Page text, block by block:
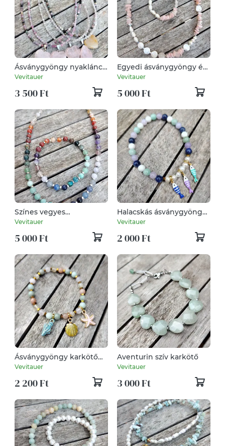
Ásványgyöngy nyaklánc
szív medállal (1 db)
Vevitauer
3 500 Ft
Egyedi ásványgyöngy és
édesvízi gyöngy szett
Vevitauer
5 000 Ft
Színes vegyes
ásványgyöngy szett
Vevitauer
5 000 Ft
Halacskás ásványgyöngy
karkötő 1 db
Vevitauer
2 000 Ft
Ásványgyöngy karkötő
tengeri fityegőkkel
Vevitauer
2 200 Ft
Aventurin szív karkötő
Vevitauer
3 000 Ft